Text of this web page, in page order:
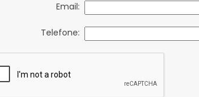
Email:
Telefone: